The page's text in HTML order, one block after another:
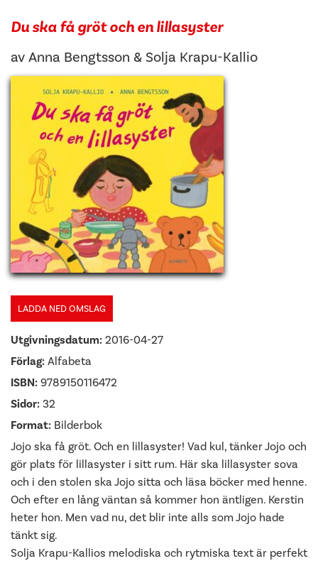
Du ska få gröt och en lillasyster
avAnna Bengtsson &Solja Krapu-Kallio
LADDA NED OMSLAG
Utgivningsdatum: 2016-04-27
Förlag: Alfabeta
ISBN: 9789150116472
Sidor: 32
Format: Bilderbok
Jojo ska få gröt. Och en lillasyster! Vad kul, tänker Jojo och
gör plats för lillasyster i sitt rum. Här ska lillasyster sova
och i den stolen ska Jojo sitta och läsa böcker med henne.
Och efter en lång väntan så kommer hon äntligen. Kerstin
heter hon. Men vad nu, det blir inte alls som Jojo hade
tänkt sig.
Solja Krapu-Kallios melodiska och rytmiska text är perfekt